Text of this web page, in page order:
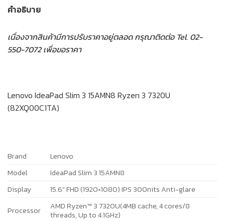
คำอธิบาย
เนื่องจากสินค้ามีการปรับราคาอยู่ตลอด กรุณาติดต่อ Tel. 02-
550-7072 เพื่อขอราคา
Lenovo IdeaPad Slim 3 15AMN8 Ryzen 3 7320U
(82XQ00C1TA)
Brand
Lenovo
Model
IdeaPad Slim 3 15AMN8
Display
15.6″ FHD (1920×1080) IPS 300nits Anti-glare
Processor
AMD Ryzen™ 3 7320U(4MB cache, 4 cores/8
threads, Up to 4.1GHz)